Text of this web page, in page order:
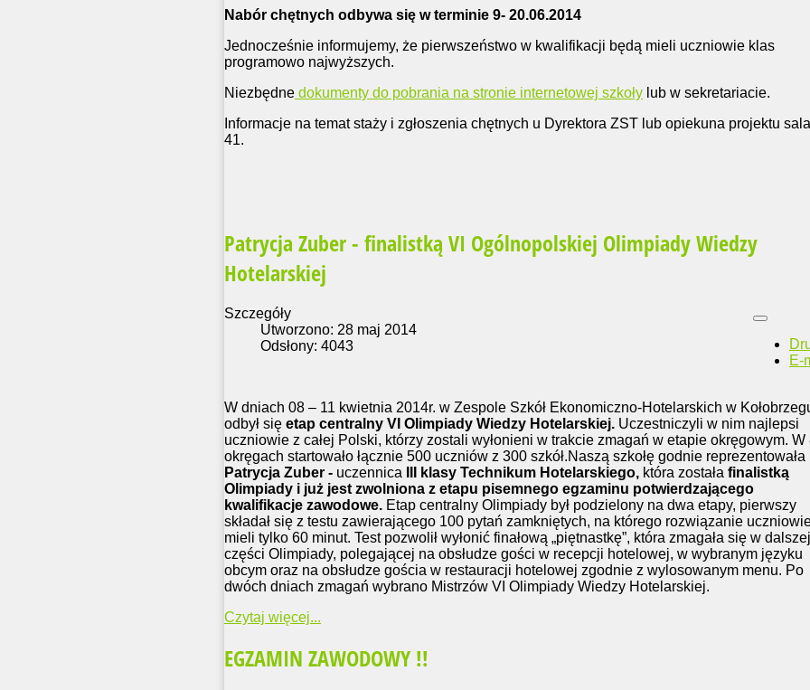
Nabór chętnych odbywa się w terminie 9- 20.06.2014
Jednocześnie informujemy, że pierwszeństwo w kwalifikacji będą mieli uczniowie klas
programowo najwyższych.
Niezbędne dokumenty do pobrania na stronie internetowej szkoły lub w sekretariacie.
Informacje na temat staży i zgłoszenia chętnych u Dyrektora ZST lub opiekuna projektu sala
41.
Patrycja Zuber - finalistką VI Ogólnopolskiej Olimpiady Wiedzy
Hotelarskiej
E-
Szczegóły
Utworzono: 28 maj 2014
Odsłony: 4043
W dniach 08 – 11 kwietnia 2014r. w Zespole Szkół Ekonomiczno-Hotelarskich w
odbył się etap centralny VI Olimpiady Wiedzy Hotelarskiej. Uczestniczyli w nim najlepsi
uczniowie z całej Polski, którzy zostali wyłonieni w trakcie zmagań w etapie okręgowym. W
okręgach startowało łącznie 500 uczniów z 300 szkół.Naszą szkołę godnie reprezentowała
Patrycja Zuber - uczennica III klasy Technikum Hotelarskiego, która została finalistką
Olimpiady i już jest zwolniona z etapu pisemnego egzaminu potwierdzającego
kwalifikacje zawodowe. Etap centralny Olimpiady był podzielony na dwa etapy, pierwszy
składał się z testu zawierającego 100 pytań zamkniętych, na którego rozwiązanie
mieli tylko 60 minut. Test pozwolił wyłonić finałową „piętnastkę”, która zmagała się w dalszej
części Olimpiady, polegającej na obsłudze gości w recepcji hotelowej, w wybranym języku
obcym oraz na obsłudze gościa w restauracji hotelowej zgodnie z wylosowanym menu. Po
dwóch dniach zmagań wybrano Mistrzów VI Olimpiady Wiedzy Hotelarskiej.
Czytaj więcej...
EGZAMIN ZAWODOWY !!